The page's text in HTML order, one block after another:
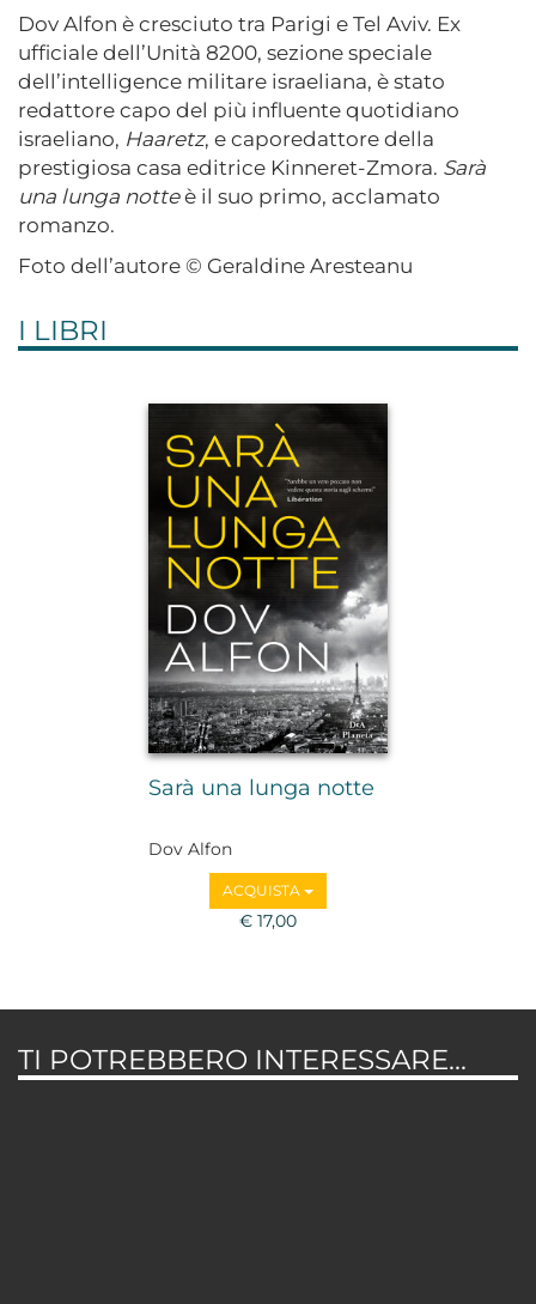
Dov Alfon è cresciuto tra Parigi e Tel Aviv. Ex
ufficiale dell’Unità 8200, sezione speciale
dell’intelligence militare israeliana, è stato
redattore capo del più influente quotidiano
israeliano, Haaretz, e caporedattore della
prestigiosa casa editrice Kinneret-Zmora. Sarà
una lunga notteè il suo primo, acclamato
romanzo.
Foto dell’autore © Geraldine Aresteanu
I LIBRI
Sarà una lunga notte
Dov Alfon
ACQUISTA
€ 17,00
TI POTREBBERO INTERESSARE...